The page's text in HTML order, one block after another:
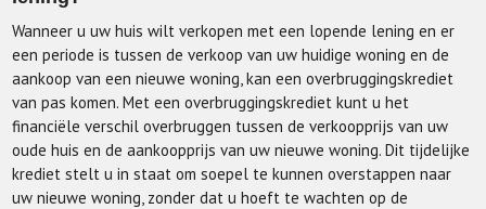
Wanneer u uw huis wilt verkopen met een lopende lening en er
een periode is tussen de verkoop van uw huidige woning en de
aankoop van een nieuwe woning, kan een overbruggingskrediet
van pas komen. Met een overbruggingskrediet kunt u het
financiële verschil overbruggen tussen de verkoopprijs van uw
oude huis en de aankoopprijs van uw nieuwe woning. Dit tijdelijke
krediet stelt u in staat om soepel te kunnen overstappen naar
uw nieuwe woning, zonder dat u hoeft te wachten op de